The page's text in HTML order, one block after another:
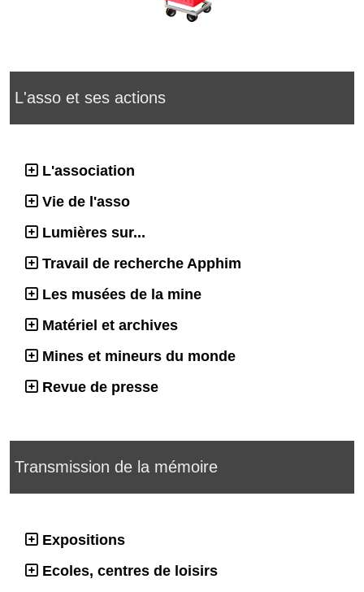
L'asso et ses actions
L'association
Vie de l'asso
Lumières sur...
Travail de recherche Apphim
Les musées de la mine
Matériel et archives
Mines et mineurs du monde
Revue de presse
Transmission de la mémoire
Expositions
Ecoles, centres de loisirs